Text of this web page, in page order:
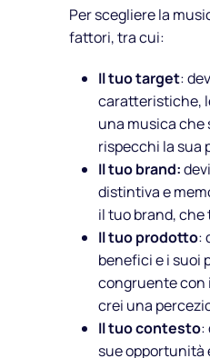
Per scegliere la
fattori, tra cui:
Il tuo target:
caratteristiche,
una musica che
rispecchi la sua
Il tuo brand:
distintiva e
il tuo brand, che
Il tuo prodotto:
benefici e i suoi
congruente con
crei una
Il tuo contesto:
sue opportunità